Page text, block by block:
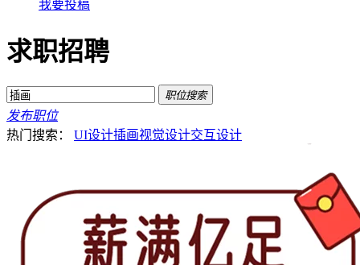
我要投稿
求职招聘
职位搜索
发布职位
热门搜索：
UI设计插画视觉设计交互设计